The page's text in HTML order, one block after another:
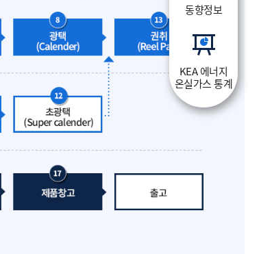
동향정보
KEA 에너지
온실가스 통계